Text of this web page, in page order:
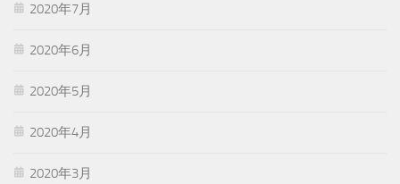
2020年7月
2020年6月
2020年5月
2020年4月
2020年3月